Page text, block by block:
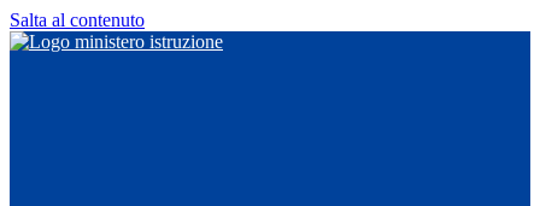
Salta al contenuto